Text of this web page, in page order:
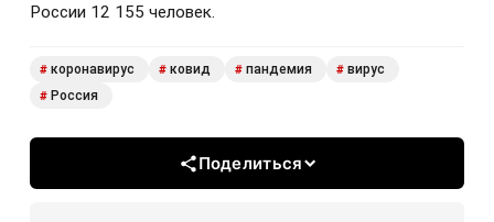
России 12 155 человек.
# коронавирус # ковид # пандемия # вирус
# Россия
Поделиться